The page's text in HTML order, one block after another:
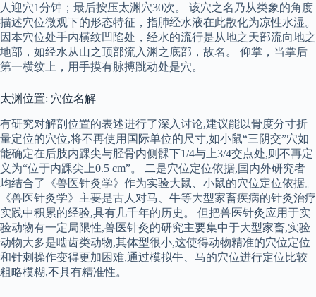
人迎穴1分钟；最后按压太渊穴30次。 该穴之名乃从类象的角度
描述穴位微观下的形态特征，指肺经水液在此散化为凉性水湿。
因本穴位处手内横纹凹陷处，经水的流行是从地之天部流向地之
地部，如经水从山之顶部流入渊之底部，故名。 仰掌，当掌后
第一横纹上，用手摸有脉搏跳动处是穴。
太渊位置: 穴位名解
有研究对解剖位置的表述进行了深入讨论,建议能以骨度分寸折
量定位的穴位,将不再使用国际单位的尺寸,如小鼠“三阴交”穴如
能确定在后肢内踝尖与胫骨内侧髁下1/4与上3/4交点处,则不再定
义为“位于内踝尖上0.5 cm”。 二是穴位定位依据,国内外研究者
均结合了《兽医针灸学》作为实验大鼠、小鼠的穴位定位依据。
《兽医针灸学》主要是古人对马、牛等大型家畜疾病的针灸治疗
实践中积累的经验,具有几千年的历史。 但把兽医针灸应用于实
验动物有一定局限性,兽医针灸的研究主要集中于大型家畜,实验
动物大多是啮齿类动物,其体型很小,这使得动物精准的穴位定位
和针刺操作变得更加困难,通过模拟牛、马的穴位进行定位比较
粗略模糊,不具有精准性。